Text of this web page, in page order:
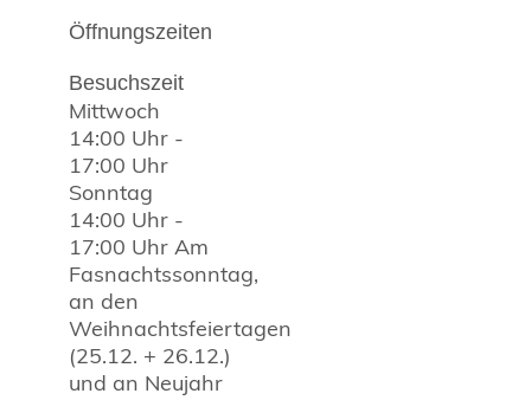
Öffnungszeiten
Besuchszeit
Mittwoch
14:00 Uhr -
17:00 Uhr
Sonntag
14:00 Uhr -
17:00 Uhr Am
Fasnachtssonntag,
an den
Weihnachtsfeiertagen
(25.12. + 26.12.)
und an Neujahr